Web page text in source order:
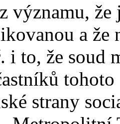
významu,
a že
i to, že soud
strany